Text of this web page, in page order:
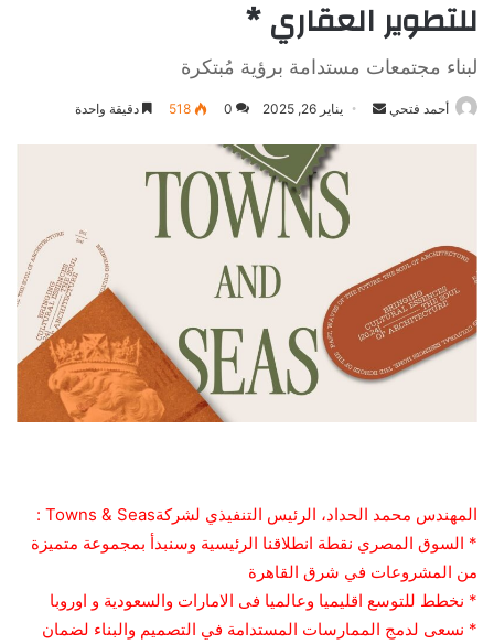
للتطوير العقاري *
لبناء مجتمعات مستدامة برؤية مُبتكرة
أحمد فتحي
أرسل
إلكترونيا
يناير 26, 2025 0
518 دقيقة واحدة
المهندس محمد الحداد، الرئيس التنفيذي لشركةTowns & Seas :
* السوق المصري نقطة انطلاقنا الرئيسية وسنبدأ بمجموعة متميزة
من المشروعات في شرق القاهرة
* نخطط للتوسع اقليميا وعالميا فى الامارات والسعودية و اوروبا
* نسعى لدمج الممارسات المستدامة في التصميم والبناء لضمان